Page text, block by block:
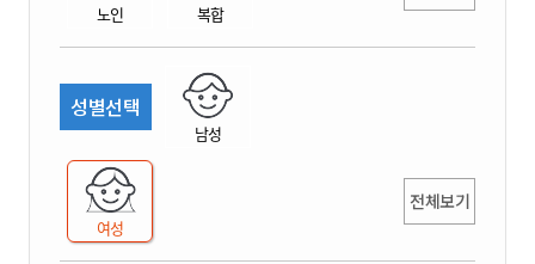
노인 복합
성별선택
남성
여성
전체보기